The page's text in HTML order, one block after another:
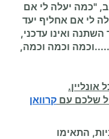
"כמה יעלה לי אם
לי אם אחליף יעד
ואינו עדכני,
וכמה וכמה,
שלכם עם קרוואן
התאימו